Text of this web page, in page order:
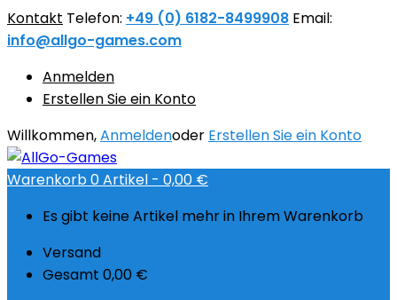
Kontakt Telefon: +49 (0) 6182-8499908 Email:
info@allgo-games.com
Anmelden
Erstellen Sie ein Konto
Willkommen,Anmeldenoder Erstellen Sie ein Konto
Warenkorb0Artikel - 0,00 €
Es gibt keine Artikel mehr in Ihrem Warenkorb
Versand
Gesamt 0,00 €